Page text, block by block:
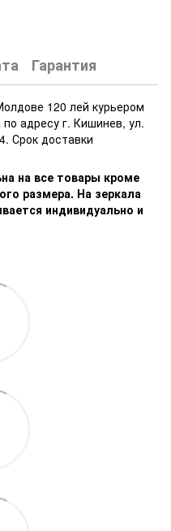
Гарантия
120 лей курьером
адресу г. Кишинев, ул.
Срок доставки
на все товары кроме
размера. На зеркала
индивидуально и